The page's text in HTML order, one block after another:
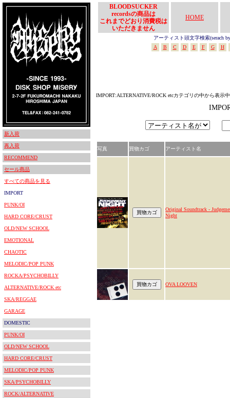
新入荷
再入荷
RECOMMEND
セール商品
すべての商品を見る
IMPORT
PUNK/OI
HARD CORE/CRUST
OLD/NEW SCHOOL
EMOTIONAL
CHAOTIC
MELODIC/POP PUNK
ROCKA/PSYCHOBILLY
ALTERNATIVE/ROCK etc
SKA/REGGAE
GARAGE
DOMESTIC
PUNK/OI
OLD/NEW SCHOOL
HARD CORE/CRUST
MELODIC/POP PUNK
SKA/PSYCHOBILLY
ROCK/ALTERNATIVE
BLOODSUCKER
recordsの商品は
これまでどおり消費税は
いただきません
HOME
アーティスト頭文字検索(serach
A
B C D E F G H
IMPORT:ALTERNATIVE/ROCK etcカテゴリの中から表示中
写真 買物カゴ アーティスト名
Original Soundtrack -
Night
OVA LOOVEN